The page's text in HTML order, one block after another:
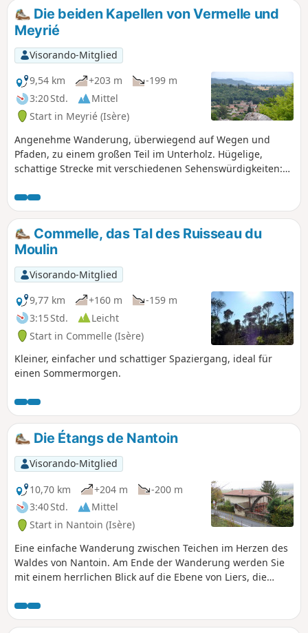
Die beiden Kapellen von Vermelle und
Meyrié
Visorando-Mitglied
9,54 km
+203 m
-199 m
3:20 Std.
Mittel
Start in Meyrié (Isère)
Angenehme Wanderung, überwiegend auf Wegen und
Pfaden, zu einem großen Teil im Unterholz. Hügelige,
schattige Strecke mit verschiedenen Sehenswürdigkeiten:
Tal von Agny, die charmante kleine Kirche von Vermelle aus
dem 12. Jahrhundert und die Kapelle Petite Salette de
Meyrié.Commelle, das Tal des Ruisseau du
Moulin
Visorando-Mitglied
9,77 km
+160 m
-159 m
3:15 Std.
Leicht
Start in Commelle (Isère)
Kleiner, einfacher und schattiger Spaziergang, ideal für
einen Sommermorgen.
Die Étangs de Nantoin
Visorando-Mitglied
10,70 km
+204 m
-200 m
3:40 Std.
Mittel
Start in Nantoin (Isère)
Eine einfache Wanderung zwischen Teichen im Herzen des
Waldes von Nantoin. Am Ende der Wanderung werden Sie
mit einem herrlichen Blick auf die Ebene von Liers, die